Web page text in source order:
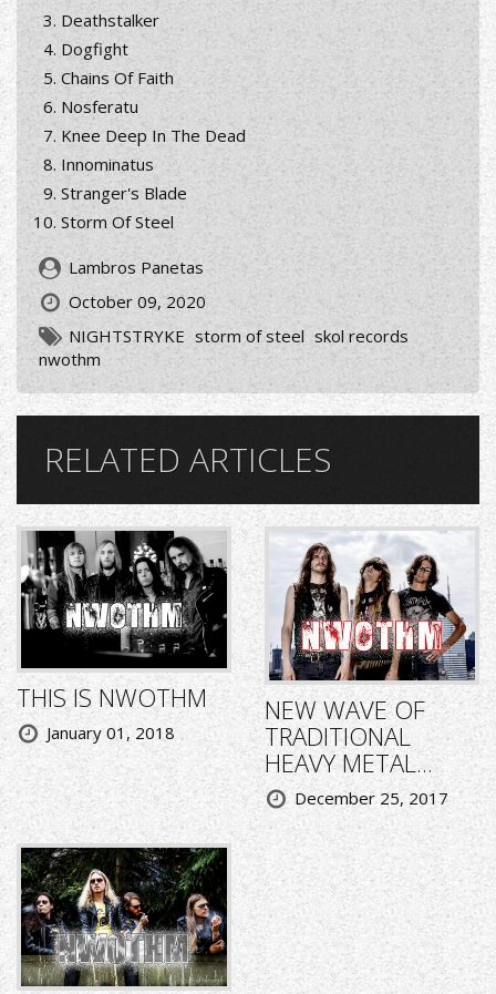
Deathstalker
Dogfight
Chains Of Faith
Nosferatu
Knee Deep In The Dead
Innominatus
Stranger's Blade
Storm Of Steel
Lambros Panetas
October 09, 2020
NIGHTSTRYKE storm of steel skol records
nwothm
RELATED ARTICLES
THIS IS NWOTHM
January 01, 2018
NEW WAVE OF
TRADITIONAL
HEAVY METAL...
December 25, 2017